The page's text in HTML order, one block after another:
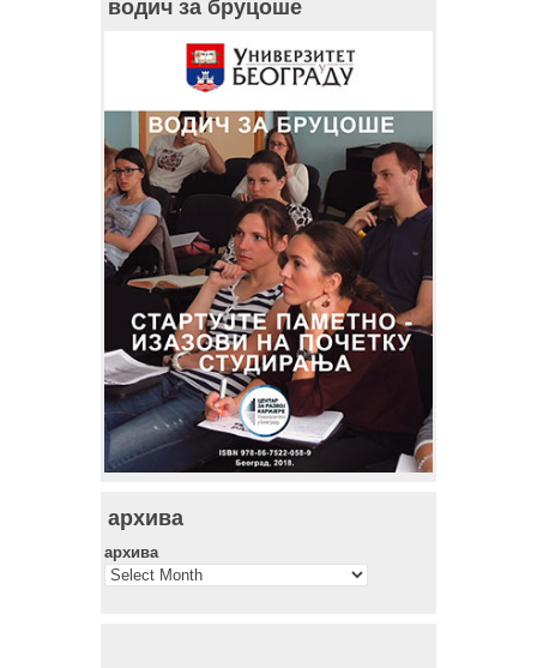
водич за бруцоше
архива
архива